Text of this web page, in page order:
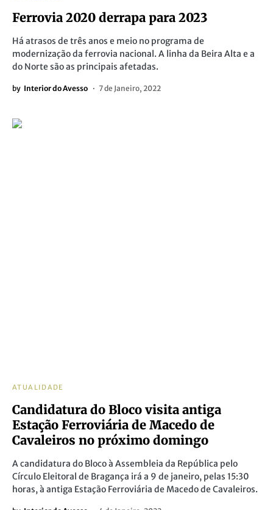
Ferrovia 2020 derrapa para 2023
Há atrasos de três anos e meio no programa de
modernização da ferrovia nacional. A linha da Beira Alta e a
do Norte são as principais afetadas.
by Interior do Avesso 7 de Janeiro, 2022
ATUALIDADE
Candidatura do Bloco visita antiga
Estação Ferroviária de Macedo de
Cavaleiros no próximo domingo
A candidatura do Bloco à Assembleia da República pelo
Círculo Eleitoral de Bragança irá a 9 de janeiro, pelas 15:30
horas, à antiga Estação Ferroviária de Macedo de Cavaleiros.